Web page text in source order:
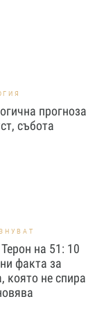
прогноза
събота
на 51: 10
факта за
която не спира